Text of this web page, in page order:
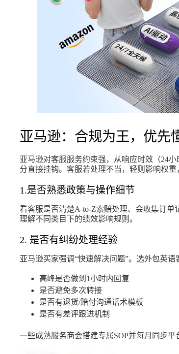
亚马逊：合规为王，优先
亚马逊对客服服务约束强，从响应时效（24
分直接挂钩。客服若处理不当，轻则影响权
1.是否熟悉政策与操作细节
看客服是否清楚A-to-Z索赔处理、会收集订
理解不同类目下的绩效影响规则。
2. 是否有纠纷处理经验
亚马逊买家强调“快速解决问题”。选外包英语
高峰是否做到1小时内回复
是否避免多次转接
是否有退货/赔付沟通话术模板
是否有差评跟进机制
一些成熟服务商会搭建专属SOP并每月同步